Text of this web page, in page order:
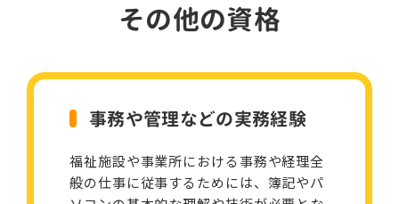
その他の資格
事務や管理などの実務経験
福祉施設や事業所における事務や経理全
般の仕事に従事するためには、簿記やパ